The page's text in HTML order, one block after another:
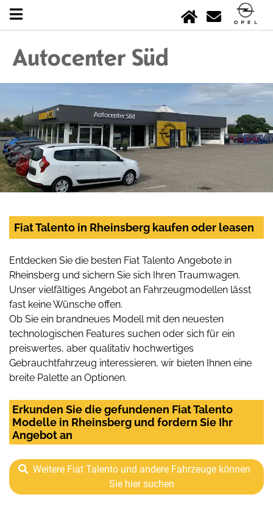
Fiat Talento in Rheinsberg kaufen oder leasen
Entdecken Sie die besten Fiat Talento Angebote in
Rheinsberg und sichern Sie sich Ihren Traumwagen.
Unser vielfältiges Angebot an Fahrzeugmodellen lässt
fast keine Wünsche offen.
Ob Sie ein brandneues Modell mit den neuesten
technologischen Features suchen oder sich für ein
preiswertes, aber qualitativ hochwertiges
Gebrauchtfahrzeug interessieren, wir bieten Ihnen eine
breite Palette an Optionen.
Erkunden Sie die gefundenen Fiat Talento
Modelle in Rheinsberg und fordern Sie Ihr
Angebot an
Weitere Fiat Talento und andere Fahrzeuge können
Sie hier suchen